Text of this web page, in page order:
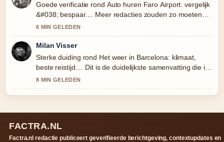
Goede verificatie rond Auto huren Faro Airport: vergelijk
&#038; bespaar.... Meer redacties zouden zo moeten
schrijven.
6 MIN GELEDEN
Milan Visser
Sterke duiding rond Het weer in Barcelona: klimaat,
beste reistijd.... Dit is de duidelijkste samenvatting die ik
vandaag heb gezien.
8 MIN GELEDEN
FACTRA.NL
Factra.nl redactie publiceert geverifieerde berichtgeving, contextupdates en